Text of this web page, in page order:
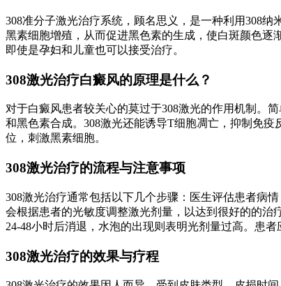
308准分子激光治疗系统，顾名思义，是一种利用308
黑素细胞增殖，从而促进黑色素的生成，使白斑颜色逐
即使是孕妇和儿童也可以接受治疗。
308激光治疗白癜风的原理是什么？
对于白癜风患者较关心的莫过于308激光的作用机制。
和黑色素合成。308激光还能诱导T细胞凋亡，抑制免
位，刺激黑素细胞。
308激光治疗的流程与注意事项
308激光治疗通常包括以下几个步骤：医生评估患者病
会根据患者的光敏度调整激光剂量，以达到很好的的治
24-48小时后消退，水泡的出现则表明光剂量过高。患者
308激光治疗的效果与疗程